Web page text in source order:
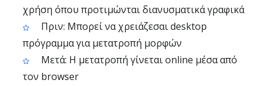
χρήση όπου προτιμώνται διανυσματικά γραφικά
Πριν: Μπορεί να χρειάζεσαι desktop
πρόγραμμα για μετατροπή μορφών
Μετά: Η μετατροπή γίνεται online μέσα από
τον browser